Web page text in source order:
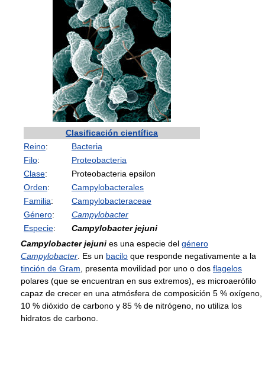
Clasificación científica
Reino:
Bacteria
Filo:
Proteobacteria
Clase:
Proteobacteria epsilon
Orden:
Campylobacterales
Familia:
Campylobacteraceae
Género:
Campylobacter
Especie:
Campylobacter jejuni
Campylobacter jejuni es una especie del género
Campylobacter . Es un bacilo que responde negativamente a la
tinción de Gram , presenta movilidad por uno o dos flagelos
polares (que se encuentran en sus extremos), es microaerófilo
capaz de crecer en una atmósfera de composición 5 % oxígeno,
10 % dióxido de carbono y 85 % de nitrógeno, no utiliza los
hidratos de carbono.